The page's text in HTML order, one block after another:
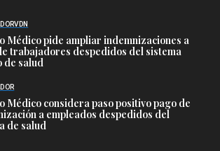
VDN
Médico pide ampliar indemnizaciones a
trabajadores despedidos del sistema
de salud
Médico considera paso positivo pago de
a empleados despedidos del
de salud